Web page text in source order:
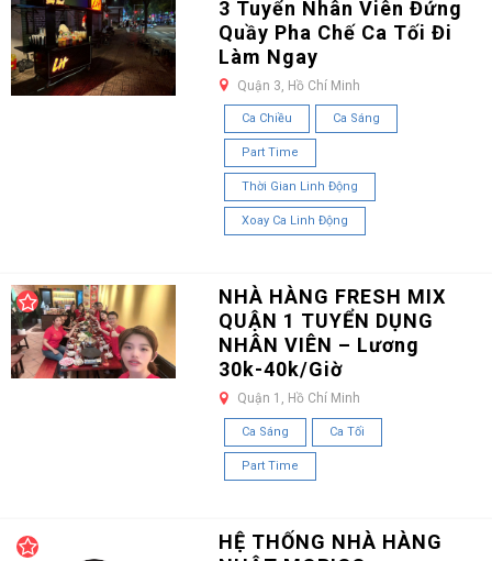
3 Tuyển Nhân Viên Đứng
Quầy Pha Chế Ca Tối Đi
Làm Ngay
Quận 3, Hồ Chí Minh
Ca Chiều Ca Sáng
Part Time
Thời Gian Linh Động
Xoay Ca Linh Động
NHÀ HÀNG FRESH MIX
QUẬN 1 TUYỂN DỤNG
NHÂN VIÊN – Lương
30k-40k/Giờ
Quận 1, Hồ Chí Minh
Ca Sáng Ca Tối
Part Time
HỆ THỐNG NHÀ HÀNG